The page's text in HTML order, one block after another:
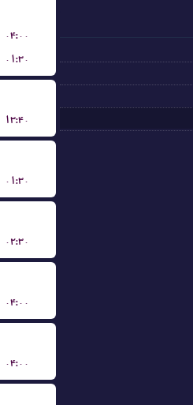
۰۴:۰۰
۰۱:۳۰
۱۳:۴۰
۰۱:۳۰
۰۲:۳۰
۰۴:۰۰
۰۴:۰۰